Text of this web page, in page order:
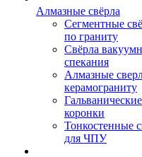
Алмазные свёрла
Сегментные
по граниту
Свёрла
спекания
Алмазные
керамограниту
Гальванические
коронки
Тонкостенные
для ЧПУ